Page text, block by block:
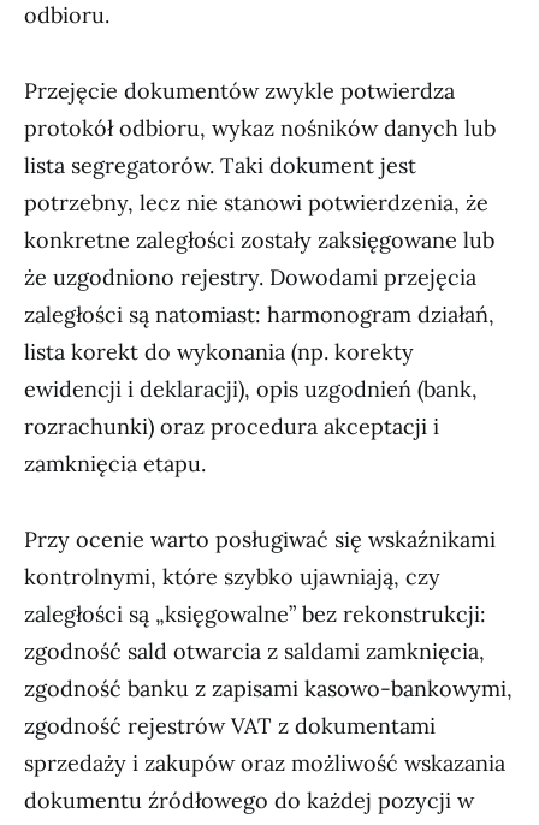
odbioru.
Przejęcie dokumentów zwykle potwierdza
protokół odbioru, wykaz nośników danych lub
lista segregatorów. Taki dokument jest
potrzebny, lecz nie stanowi potwierdzenia, że
konkretne zaległości zostały zaksięgowane lub
że uzgodniono rejestry. Dowodami przejęcia
zaległości są natomiast: harmonogram działań,
lista korekt do wykonania (np. korekty
ewidencji i deklaracji), opis uzgodnień (bank,
rozrachunki) oraz procedura akceptacji i
zamknięcia etapu.
Przy ocenie warto posługiwać się wskaźnikami
kontrolnymi, które szybko ujawniają, czy
zaległości są „księgowalne” bez rekonstrukcji:
zgodność sald otwarcia z saldami zamknięcia,
zgodność banku z zapisami kasowo-bankowymi,
zgodność rejestrów VAT z dokumentami
sprzedaży i zakupów oraz możliwość wskazania
dokumentu źródłowego do każdej pozycji w